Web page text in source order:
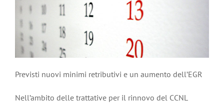
Previsti nuovi minimi retributivi e un aumento dell’EGR
Nell’ambito delle trattative per il rinnovo del CCNL